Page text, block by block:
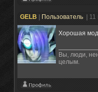
GELB Пользователь |
Хорошая
Вы, люди,
целым.